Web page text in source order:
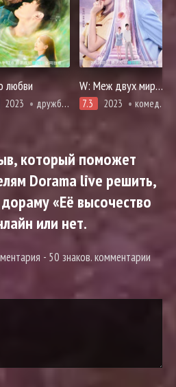
любви
2023 дружба, первая любовь, про молодость и любовь, романтика, фэнтези
W: Меж двух миров (китайская версия)
7.3 2023 комедия, романтика, триллер, фэнтези
который поможет
Dorama live решить,
«Её высочество
или нет.
- 50 знаков. комментарии